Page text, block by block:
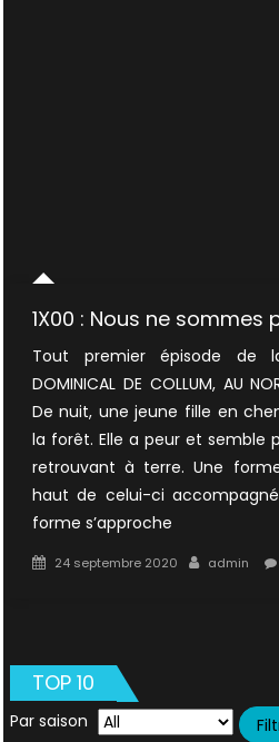
1X00 : Nous ne sommes
Tout premier épisode de
DOMINICAL DE COLLUM, AU
De nuit, une jeune fille en
la forêt. Elle a peur et semble
retrouvant à terre. Une
haut de celui-ci
forme s’approche
Posted
24 septembre 2020 Author
admin
TOP 10
Par saison